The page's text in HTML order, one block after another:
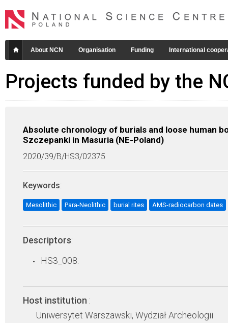
About NCN Organisation Funding International
Projects funded by the
Absolute chronology of burials and loose human
Szczepanki in Masuria (NE-Poland)
2020/39/B/HS3/02375
Keywords:
Mesolithic Para-Neolithic burial rites AMS-radiocarbon dates
Descriptors:
HS3_008:
Host institution :
Uniwersytet Warszawski, Wydział Archeologii